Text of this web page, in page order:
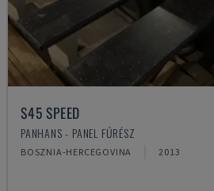
S45 SPEED
PANHANS - PANEL FŰRÉSZ
BOSZNIA-HERCEGOVINA 2013